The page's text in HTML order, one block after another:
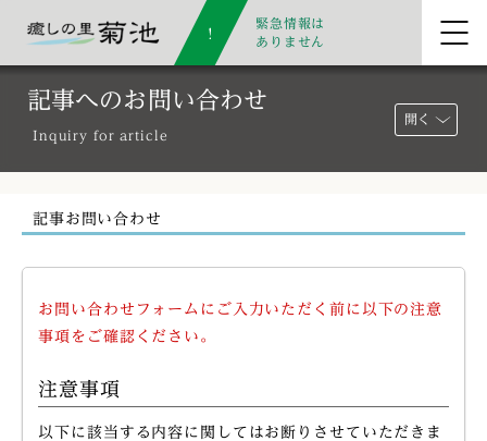
緊急情報は
ありません
記事へのお問い合わせ
Inquiry for article
開く
記事お問い合わせ
お問い合わせフォームにご入力いただく前に以下の注意
事項をご確認ください。
注意事項
以下に該当する内容に関してはお断りさせていただきま